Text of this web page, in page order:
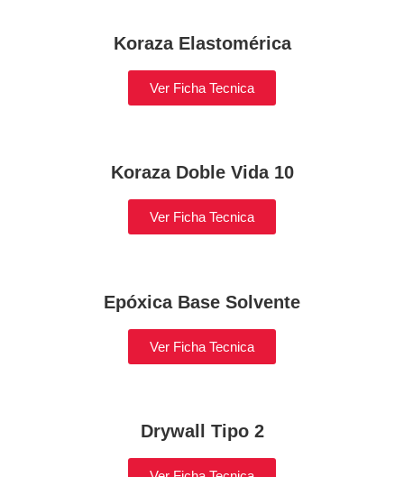
Koraza Elastomérica
Ver Ficha Tecnica
Koraza Doble Vida 10
Ver Ficha Tecnica
Epóxica Base Solvente
Ver Ficha Tecnica
Drywall Tipo 2